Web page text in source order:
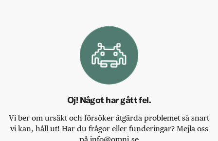
Oj! Något har gått fel.
Vi ber om ursäkt och försöker åtgärda problemet så snart
vi kan, håll ut! Har du frågor eller funderingar? Mejla oss